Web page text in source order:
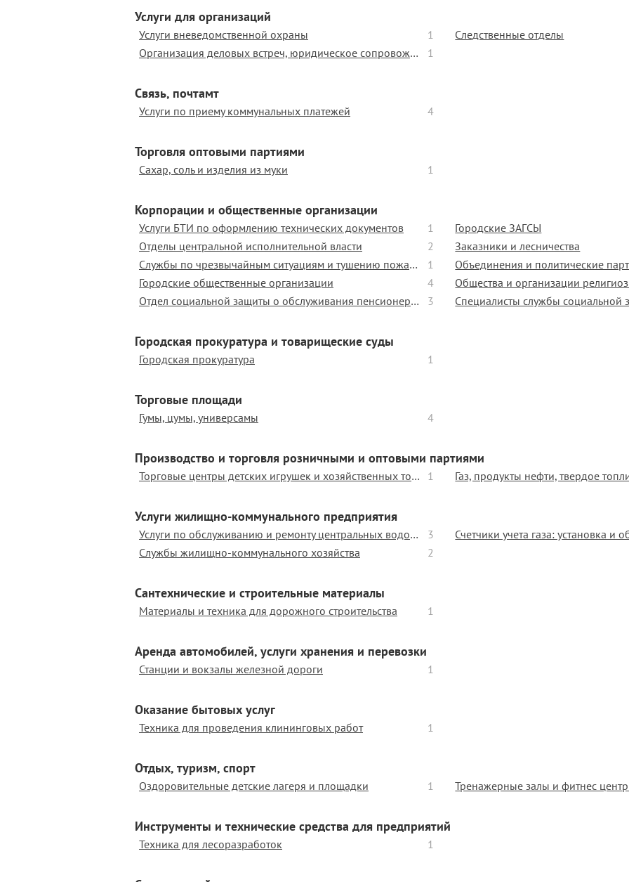
Услуги для организаций
1
Услуги вневедомственной охраны
Следственные отделы
1
Организация деловых встреч, юридическое сопровождение
Связь, почтамт
4
Услуги по приему коммунальных платежей
Торговля оптовыми партиями
1
Сахар, соль и изделия из муки
Корпорации и общественные организации
1
Услуги БТИ по оформлению технических документов
Городские ЗАГСЫ
2
Отделы центральной исполнительной власти
Заказники и лесничества
1
Службы по чрезвычайным ситуациям и тушению пожара
Объединения и политические
4
Городские общественные организации
Общества и организации
3
Отдел социальной защиты о обслуживания пенсионеров и одиноких людей Специалисты службы социальной
Городская прокуратура и товарищеские суды
1
Городская прокуратура
Торговые площади
4
Гумы, цумы, универсамы
Производство и торговля розничными и оптовыми партиями
1
Торговые центры детских игрушек и хозяйственных товаров Газ, продукты нефти, твердое
Услуги жилищно-коммунального предприятия
3
Услуги по обслуживанию и ремонту центральных водопроводов
Счетчики учета газа: установка и
2
Службы жилищно-коммунального хозяйства
Сантехнические и строительные материалы
1
Материалы и техника для дорожного строительства
Аренда автомобилей, услуги хранения и перевозки
1
Станции и вокзалы железной дороги
Оказание бытовых услуг
1
Техника для проведения клининговых работ
Отдых, туризм, спорт
1
Оздоровительные детские лагеря и площадки Тренажерные залы и фитнес
Инструменты и технические средства для предприятий
1
Техника для лесоразработок